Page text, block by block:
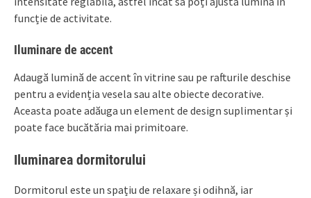
funcție de activitate.
Iluminare de accent
Adaugă lumină de accent în vitrine sau pe rafturile deschise
pentru a evidenția vesela sau alte obiecte decorative.
Aceasta poate adăuga un element de design suplimentar și
poate face bucătăria mai primitoare.
Iluminarea dormitorului
Dormitorul este un spațiu de relaxare și odihnă, iar